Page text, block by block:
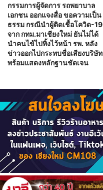
กรรมการผู้จัดการ รถพยาบาล
เอกชน ออกแจงสื่อ ขอความเป็น
ธรรม กรณีนำผู้ติดเชื้อโควิด-19
จาก กทม.มาเชียงใหม่ ยันไม่ได้
นำคนไข้ไปทิ้งไว้หน้า รพ. หลัง
ข่าวออกไปกระทบชื่อเสียงบริษัท
พร้อมแสดงหลักฐานชัดเจน